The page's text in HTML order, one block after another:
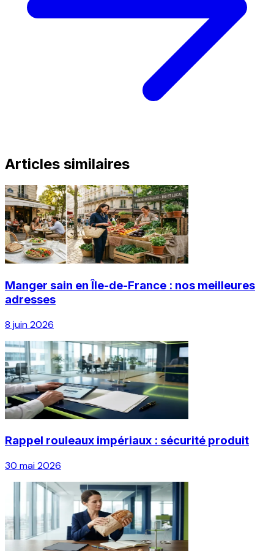
Articles similaires
Manger sain en Île-de-France : nos meilleures
adresses
8 juin 2026
Rappel rouleaux impériaux : sécurité produit
30 mai 2026